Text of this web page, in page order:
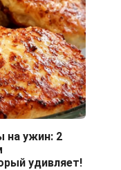
на ужин: 2
удивляет!